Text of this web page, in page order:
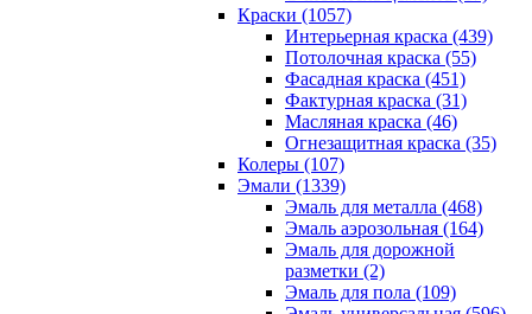
Краски (1057)
Интерьерная краска (439)
Потолочная краска (55)
Фасадная краска (451)
Фактурная краска (31)
Масляная краска (46)
Огнезащитная краска (35)
Колеры (107)
Эмали (1339)
Эмаль для металла (468)
Эмаль аэрозольная (164)
Эмаль для дорожной
разметки (2)
Эмаль для пола (109)